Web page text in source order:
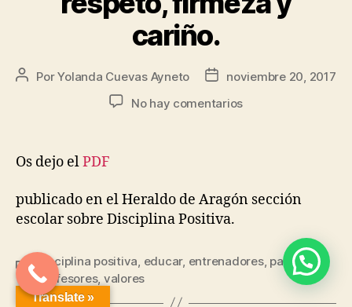
cariño.
PorYolanda Cuevas Ayneto
noviembre 20, 2017
No hay comentarios
Os dejo elPDF
publicado en el Heraldo de Aragón sección
escolar sobre Disciplina Positiva.
Disciplina positiva educar, entrenadores, padres,
Profesores, valores
Translate »